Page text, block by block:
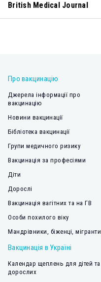
British Medical Journal
Про вакцинацію
Джерела інформації про
вакцинацію
Новини вакцинації
Бібліотека вакцинації
Групи медичного ризику
Вакцинація за професіями
Діти
Дорослі
Вакцинація вагітних та на ГВ
Особи похилого віку
Мандрівники, біженці, мігранти
Вакцинація в Україні
Календар щеплень для дітей та
дорослих